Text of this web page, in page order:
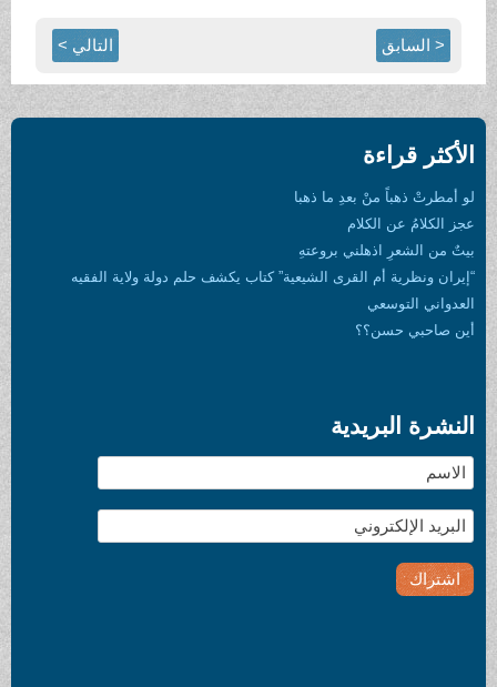
< السابق التالي >
الأكثر قراءة
لو أمطرتْ ذهباً منْ بعدِ ما ذهبا
عجز الكلامُ عن الكلام
بيتٌ من الشعرِ اذهلني بروعتهِ
“إيران ونظرية أم القرى الشيعية” كتاب يكشف حلم دولة ولاية الفقيه
العدواني التوسعي
أين صاحبي حسن؟؟
النشرة البريدية